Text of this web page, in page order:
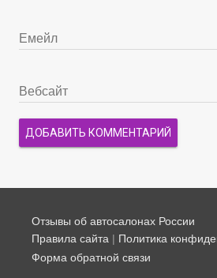
Отзывы об автосалонах России
Правила сайта | Политика
Форма обратной связи